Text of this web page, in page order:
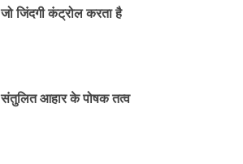
जो जिंदगी कंट्रोल करता है
संतुलित आहार के पोषक तत्व